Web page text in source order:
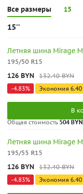
Все размеры 15
15''
Летняя шина Mirage
195/50 R15
126 BYN 132.40BYN
-4.83% Экономия 6.40
В
Общая стоимость 504 BYN
Летняя шина Mirage
195/55 R15
126 BYN 132.40BYN
-4.83% Экономия 6.40